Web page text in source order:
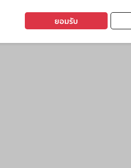
ยอมรับ